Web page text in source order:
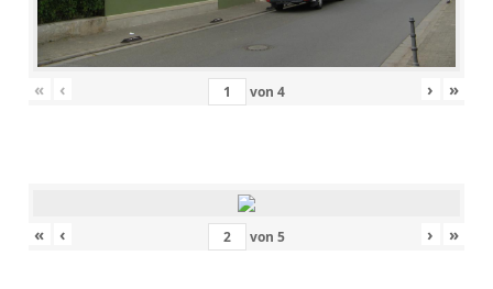
« ‹ von 4 › »
« ‹ von 5 › »